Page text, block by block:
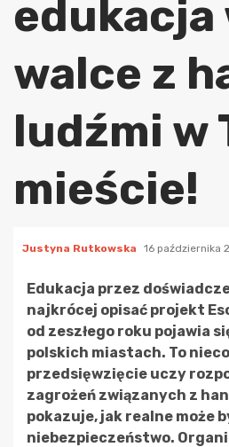
edukacja
walce z
ludźmi w
mieście!
Justyna Rutkowska 16 października
Edukacja przez
najkrócej opisać projekt
od zeszłego roku pojawia
polskich miastach. To
przedsięwzięcie uczy
zagrożeń związanych z
pokazuje, jak realne może
niebezpieczeństwo.